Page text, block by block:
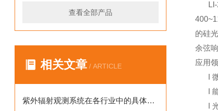
查看全部产品
相关文章 / ARTICLE
紫外辐射观测系统在各行业中的具体应用分享
的硅
余弦
应用